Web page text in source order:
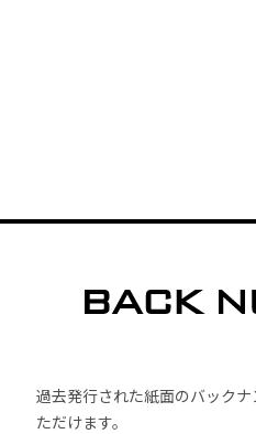
過去発行された紙面のバック
ただけます。